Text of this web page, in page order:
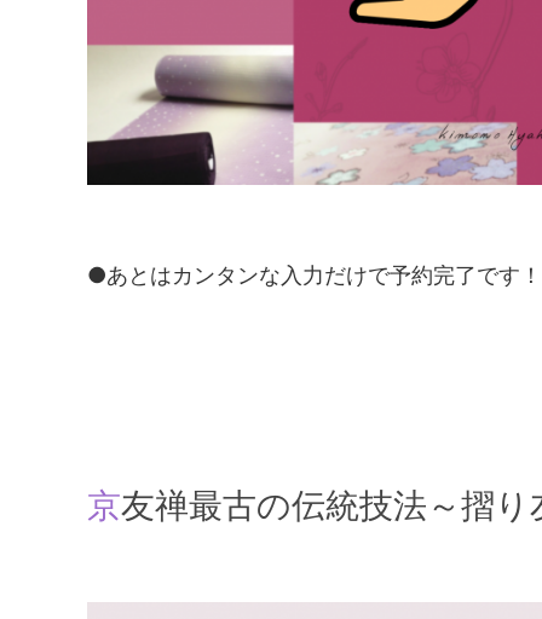
●あとはカンタンな入力だけで予約完了です！
京友禅最古の伝統技法～摺り